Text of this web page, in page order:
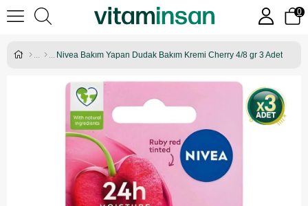
0
Nivea Bakım Yapan Dudak Bakım Kremi Cherry 4/8 gr 3 Adet